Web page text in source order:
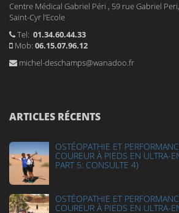
Centre Médical Gabriel Péri , 59 rue Gabriel Peri,
Saint-Cyr l’Ecole
Tel: 01.34.60.44.33
Mob: 06.15.07.96.12
michel-deschamps@wanadoo.fr
ARTICLES RÉCENTS
OSTÉOPATHIE ET
COUREUR À PIEDS EN ULTRA-
PART 5: CONSULTE 4)
OSTÉOPATHIE ET
COUREUR À PIEDS EN ULTRA-